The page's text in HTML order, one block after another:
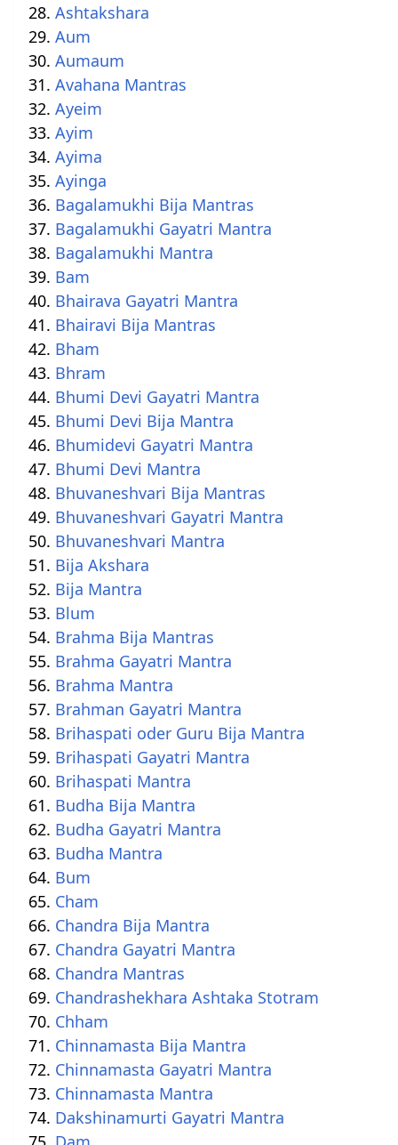
Ashtakshara
Aum
Aumaum
Avahana Mantras
Ayeim
Ayim
Ayima
Ayinga
Bagalamukhi Bija Mantras
Bagalamukhi Gayatri Mantra
Bagalamukhi Mantra
Bam
Bhairava Gayatri Mantra
Bhairavi Bija Mantras
Bham
Bhram
Bhumi Devi Gayatri Mantra
Bhumi Devi Bija Mantra
Bhumidevi Gayatri Mantra
Bhumi Devi Mantra
Bhuvaneshvari Bija Mantras
Bhuvaneshvari Gayatri Mantra
Bhuvaneshvari Mantra
Bija Akshara
Bija Mantra
Blum
Brahma Bija Mantras
Brahma Gayatri Mantra
Brahma Mantra
Brahman Gayatri Mantra
Brihaspati oder Guru Bija Mantra
Brihaspati Gayatri Mantra
Brihaspati Mantra
Budha Bija Mantra
Budha Gayatri Mantra
Budha Mantra
Bum
Cham
Chandra Bija Mantra
Chandra Gayatri Mantra
Chandra Mantras
Chandrashekhara Ashtaka Stotram
Chham
Chinnamasta Bija Mantra
Chinnamasta Gayatri Mantra
Chinnamasta Mantra
Dakshinamurti Gayatri Mantra